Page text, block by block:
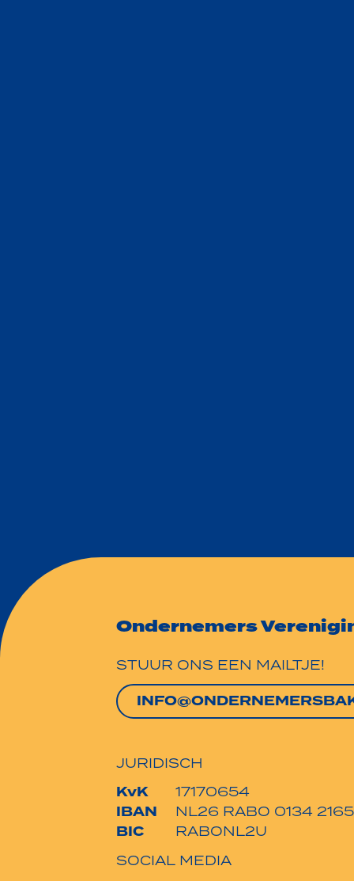
Ondernemers
STUUR ONS EEN MAILTJE!
JURIDISCH
KvK 17170654
IBAN NL26 RABO 0134
BIC
RABONL2U
SOCIAL MEDIA